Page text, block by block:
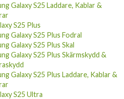
Galaxy S25 Laddare, Kablar &
S25 Plus
Galaxy S25 Plus Fodral
Galaxy S25 Plus Skal
Galaxy S25 Plus Skärmskydd &
Galaxy S25 Plus Laddare, Kablar &
S25 Ultra